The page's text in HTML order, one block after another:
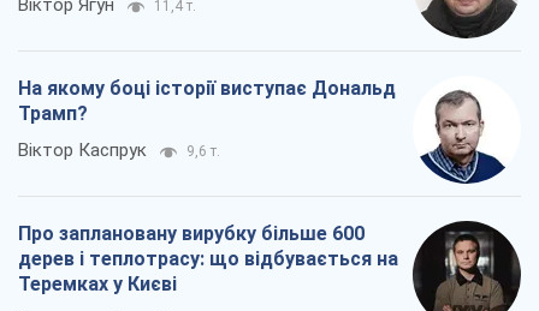
Віктор Ягун 11,4 т.
На якому боці історії виступає Дональд
Трамп?
Віктор Каспрук 9,6 т.
Про заплановану вирубку більше 600
дерев і теплотрасу: що відбувається на
Теремках у Києві